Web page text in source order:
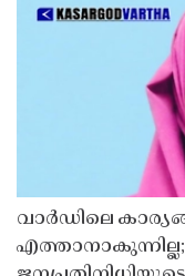
വാർഡിലെ
എത്താനാകുന്നില്ല;